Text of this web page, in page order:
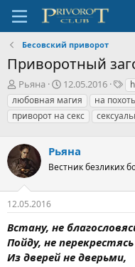
Бесовский приворот
Приворотный
А
в
т
о
т
е
м
ы
Рьяна
Д
а
т
а
а
а
12.05.2016
Т
е
г
и
любовная магия
на похоть
приворот на секс
Рьяна
Вестник безликих
12.05.2016
Встану, не
Пойду, не
Из дверей не дверьми,